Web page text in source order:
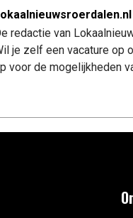
redactie van
je zelf een vacature op
voor de mogelijkheden